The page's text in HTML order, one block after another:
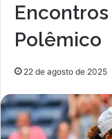
Polêmico
22 de agosto de 2025